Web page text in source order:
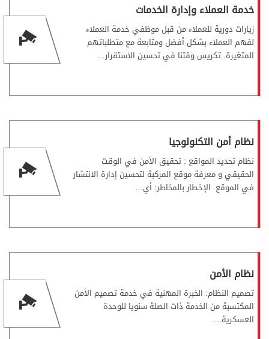
خدمة العملاء وإدارة الخدمات
زيارات دورية للعملاء من قبل موظفي خدمة العملاء
لفهم العملاء بشكل أفضل ومتابعة مع متطلباتهم
المتغيرة. تكريس وقتنا في تحسين الاستقرار...
نظام أمن التكنولوجيا
نظام تحديد المواقع : تحقيق الأمن في الوقت
الحقيقي و معرفة موقع المركبة لتحسين إدارة الانتشار
في الموقع. الإخطار بالمخاطر: أي...
نظام الأمن
تصميم النظام: الخبرة المهنية في خدمة تصميم الأمن
المكتسبة من الخدمة ذات الصلة سنويا للوحدة
العسكرية....